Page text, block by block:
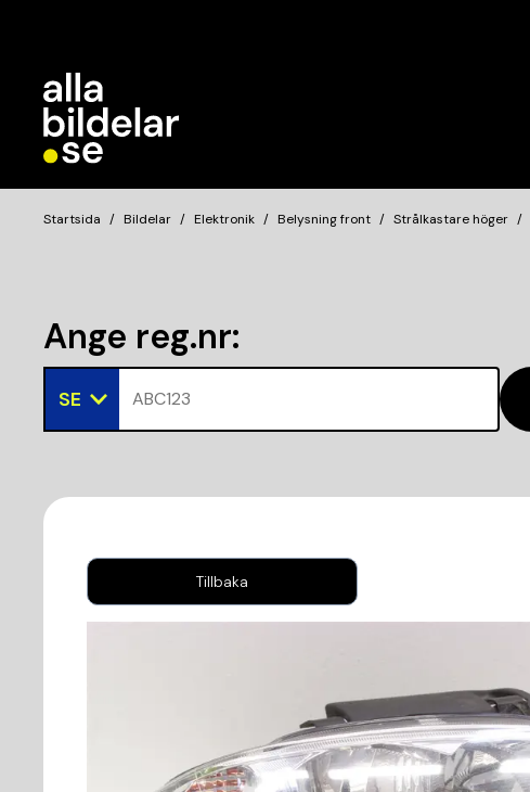
Startsida Bildelar Elektronik Belysning front Strålkastare höger
Ange reg.nr:
SE ABC123
Tillbaka